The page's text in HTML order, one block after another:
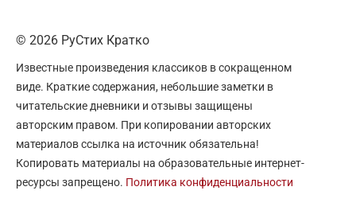
© 2026 РуСтих Кратко
Известные произведения классиков в сокращенном
виде. Краткие содержания, небольшие заметки в
читательские дневники и отзывы защищены
авторским правом. При копировании авторских
материалов ссылка на источник обязательна!
Копировать материалы на образовательные интернет-
ресурсы запрещено. Политика конфиденциальности